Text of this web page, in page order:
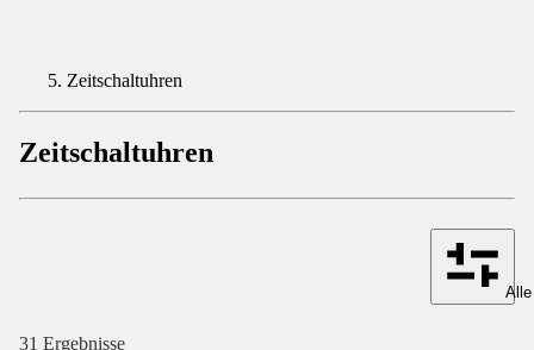
Zeitschaltuhren
Zeitschaltuhren
31 Ergebnisse